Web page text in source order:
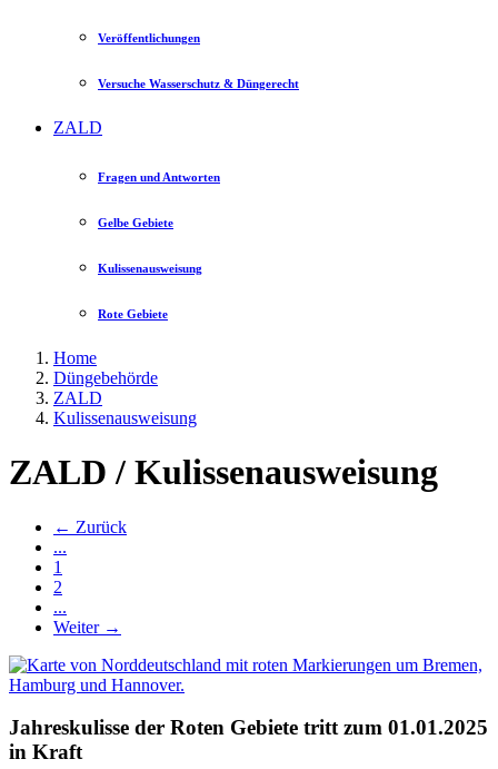
Veröffentlichungen
Versuche Wasserschutz & Düngerecht
ZALD
Fragen und Antworten
Gelbe Gebiete
Kulissenausweisung
Rote Gebiete
Home
Düngebehörde
ZALD
Kulissenausweisung
ZALD / Kulissenausweisung
← Zurück
...
1
2
...
Weiter →
Jahreskulisse der Roten Gebiete tritt zum 01.01.2025
in Kraft